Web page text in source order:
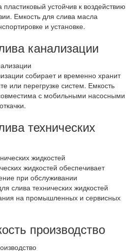
устойчив к воздействию
Емкость для слива масла
и установке.
канализации
собирает и временно хранит
или перегрузке систем. Емкость
с мобильными насосными
технических
жидкостей обеспечивает
при обслуживании
слива технических жидкостей
на промышленных и сервисных
производство